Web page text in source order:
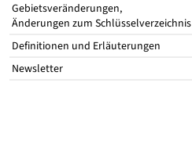
Gebietsveränderungen,
Änderungen zum Schlüsselverzeichnis
Definitionen und Erläuterungen
Newsletter